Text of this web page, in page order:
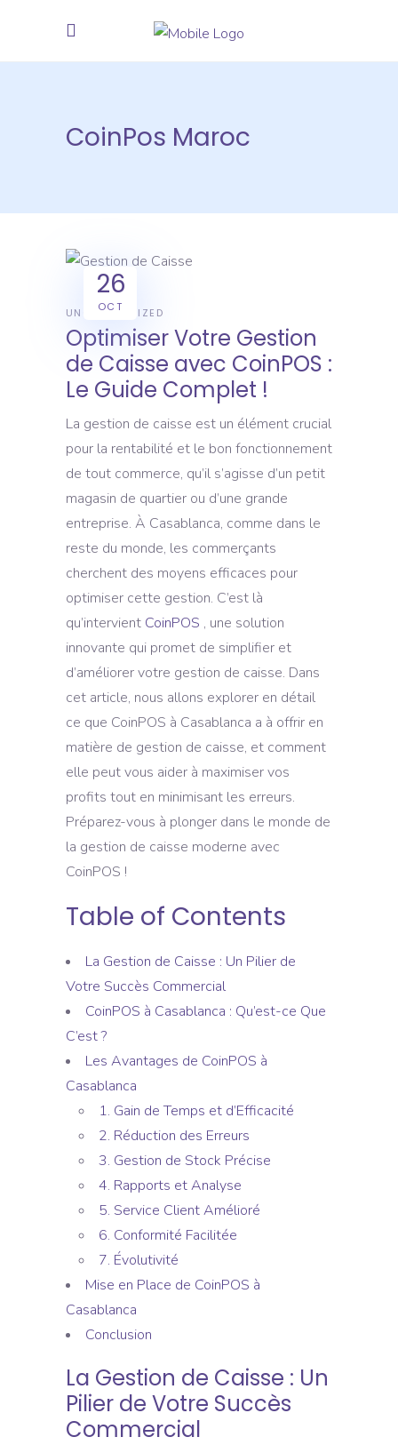
CoinPos Maroc
26
OCT
UNCATEGORIZED
Optimiser Votre Gestion
de Caisse avec CoinPOS :
Le Guide Complet !
La gestion de caisse est un élément crucial
pour la rentabilité et le bon fonctionnement
de tout commerce, qu’il s’agisse d’un petit
magasin de quartier ou d’une grande
entreprise. À Casablanca, comme dans le
reste du monde, les commerçants
cherchent des moyens efficaces pour
optimiser cette gestion. C’est là
qu’intervient CoinPOS , une solution
innovante qui promet de simplifier et
d’améliorer votre gestion de caisse. Dans
cet article, nous allons explorer en détail
ce que CoinPOS à Casablanca a à offrir en
matière de gestion de caisse, et comment
elle peut vous aider à maximiser vos
profits tout en minimisant les erreurs.
Préparez-vous à plonger dans le monde de
la gestion de caisse moderne avec
CoinPOS !
Table of Contents
La Gestion de Caisse : Un Pilier de
Votre Succès Commercial
CoinPOS à Casablanca : Qu’est-ce Que
C’est ?
Les Avantages de CoinPOS à
Casablanca
1. Gain de Temps et d’Efficacité
2. Réduction des Erreurs
3. Gestion de Stock Précise
4. Rapports et Analyse
5. Service Client Amélioré
6. Conformité Facilitée
7. Évolutivité
Mise en Place de CoinPOS à
Casablanca
Conclusion
La Gestion de Caisse : Un
Pilier de Votre Succès
Commercial